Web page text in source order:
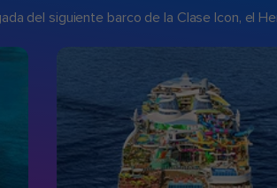
del siguiente barco de la Clase Icon, el